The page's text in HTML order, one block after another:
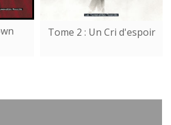
Tome 2 : Un Cri d'espoir